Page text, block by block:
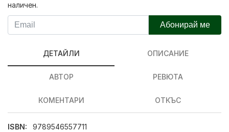
наличен.
Абонирай ме
ДЕТАЙЛИ ОПИСАНИЕ
АВТОР РЕВЮТА
КОМЕНТАРИ ОТКЪС
ISBN:
9789546557711